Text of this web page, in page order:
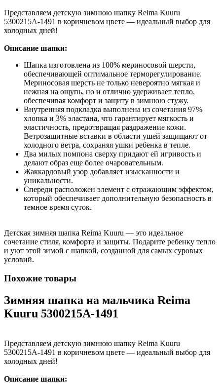
Представляем детскую зимнюю шапку Reima Kuuru
5300215A-1491 в коричневом цвете — идеальный выбор для
холодных дней!
Описание шапки:
Шапка изготовлена из 100% мериносовой шерсти,
обеспечивающей оптимальное терморегулирование.
Мериносовая шерсть не только невероятно мягкая и
нежная на ощупь, но и отлично удерживает тепло,
обеспечивая комфорт и защиту в зимнюю стужу.
Внутренняя подкладка выполнена из сочетания 97%
хлопка и 3% эластана, что гарантирует мягкость и
эластичность, предотвращая раздражение кожи.
Ветрозащитные вставки в области ушей защищают от
холодного ветра, сохраняя ушки ребенка в тепле.
Два милых помпона сверху придают ей игривость и
делают образ еще более очаровательным.
Жаккардовый узор добавляет изысканности и
уникальности.
Спереди расположен элемент с отражающим эффектом,
который обеспечивает дополнительную безопасность в
темное время суток.
Детская зимняя шапка Reima Kuuru — это идеальное
сочетание стиля, комфорта и защиты. Подарите ребенку тепло
и уют этой зимой с шапкой, созданной для самых суровых
условий.
Похожие товары
Зимняя шапка на мальчика Reima
Kuuru 5300215A-1491
Представляем детскую зимнюю шапку Reima Kuuru
5300215A-1491 в коричневом цвете — идеальный выбор для
холодных дней!
Описание шапки: